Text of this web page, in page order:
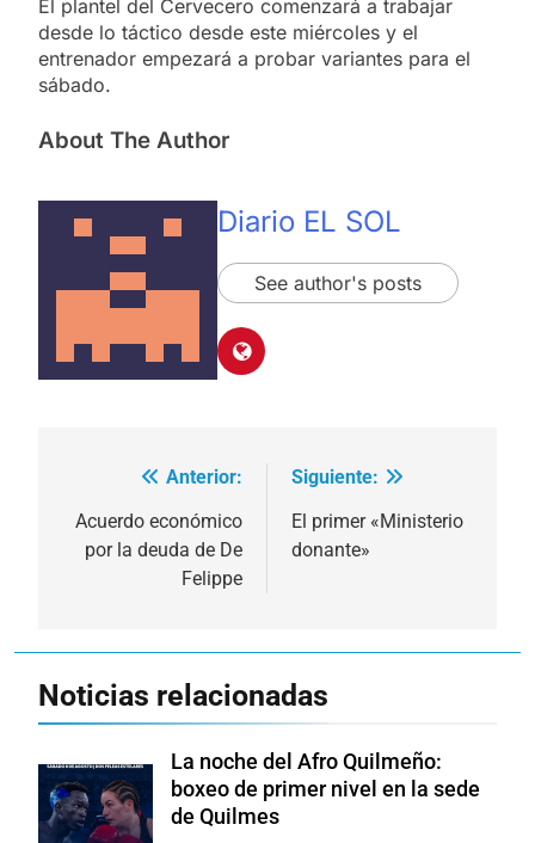
El plantel del Cervecero comenzará a trabajar
desde lo táctico desde este miércoles y el
entrenador empezará a probar variantes para el
sábado.
About The Author
Diario EL SOL
See author's posts
Navegación
de
entradas
Anterior:
Acuerdo económico
por la deuda de De
Felippe
Siguiente:
El primer «Ministerio
donante»
Noticias relacionadas
La noche del Afro Quilmeño:
boxeo de primer nivel en la sede
de Quilmes